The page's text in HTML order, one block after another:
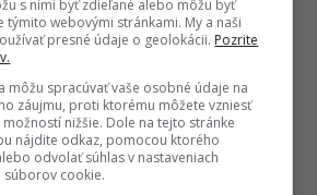
, možné by to bolo. V tom
útoky využívať ako krytie
vraždami. Vzhľadom na
sled útokov však túto
považuje za málo
podľa vedcov prichádzajú
s nimi byť zdieľané alebo môžu byť
týmito webovými stránkami. My a naši
presné údaje o geolokácii. Pozrite
môžu spracúvať vaše osobné údaje na
záujmu, proti ktorému môžete vzniesť
nižšie. Dole na tejto stránke
nájdite odkaz, pomocou ktorého
odvolať súhlas v nastaveniach
súborov cookie.